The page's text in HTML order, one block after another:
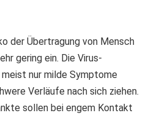
der Übertragung von Mensch
gering ein. Die Virus-
nur milde Symptome
Verläufe nach sich ziehen.
sollen bei engem Kontakt